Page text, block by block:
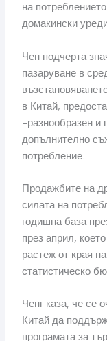
на
домакински
Чен подчерта
пазаруване в
в Китай,
-разнообразен и
допълнително
потребление.
Продажбите на
силата на
годишна база
през април,
растеж от края
статистическо
Ченг каза, че се
Китай да
програмата за